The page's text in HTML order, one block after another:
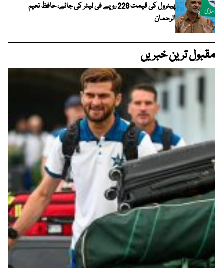
پیٹرول کی قیمت 228 روپے فی لیٹر کی جائے، حافظ نعیم
الرحمان
مقبول ترین خبریں